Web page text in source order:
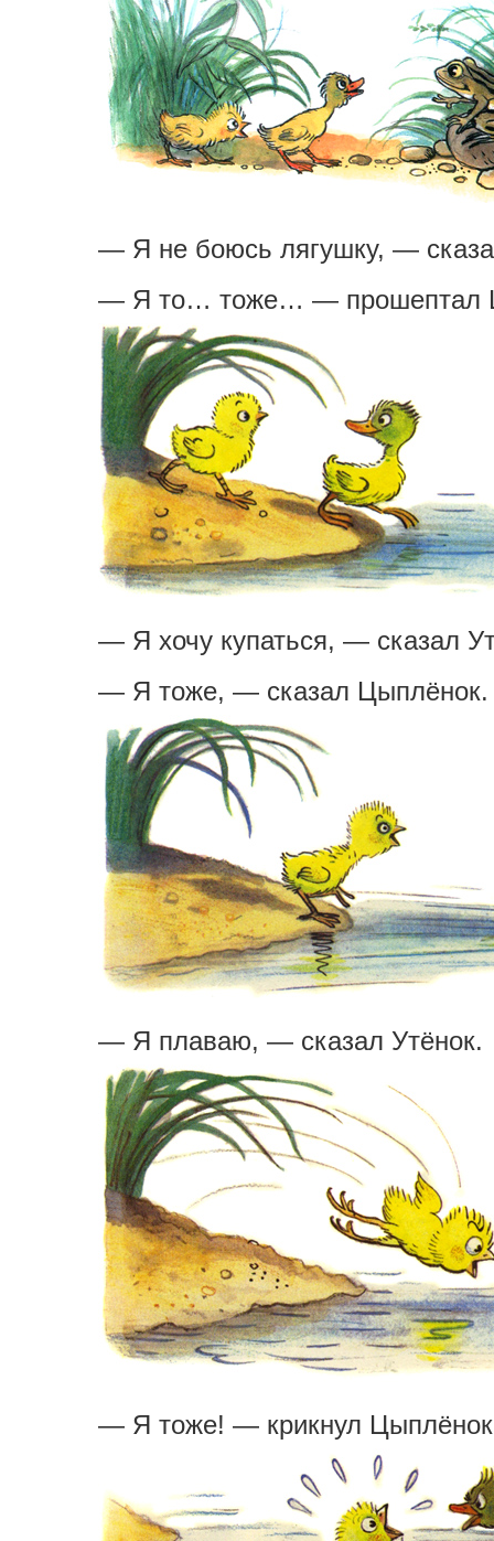
— Я не боюсь лягушку, —
— Я то… тоже… — прошептал
— Я хочу купаться, — сказал
— Я тоже, — сказал Цыплёнок.
— Я плаваю, — сказал Утёнок.
— Я тоже! — крикнул